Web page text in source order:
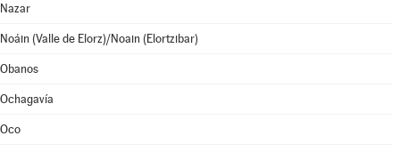
Nazar
Noáin (Valle de Elorz)/Noain (Elortzibar)
Obanos
Ochagavía
Oco